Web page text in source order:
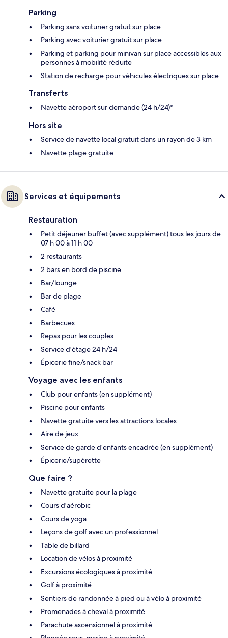
Parking
Parking sans voiturier gratuit sur place
Parking avec voiturier gratuit sur place
Parking et parking pour minivan sur place accessibles aux
personnes à mobilité réduite
Station de recharge pour véhicules électriques sur place
Transferts
Navette aéroport sur demande (24 h/24)*
Hors site
Service de navette local gratuit dans un rayon de 3 km
Navette plage gratuite
Services et équipements
Restauration
Petit déjeuner buffet (avec supplément) tous les jours de
07 h 00 à 11 h 00
2 restaurants
2 bars en bord de piscine
Bar/lounge
Bar de plage
Café
Barbecues
Repas pour les couples
Service d'étage 24 h/24
Épicerie fine/snack bar
Voyage avec les enfants
Club pour enfants (en supplément)
Piscine pour enfants
Navette gratuite vers les attractions locales
Aire de jeux
Service de garde d’enfants encadrée (en supplément)
Épicerie/supérette
Que faire ?
Navette gratuite pour la plage
Cours d'aérobic
Cours de yoga
Leçons de golf avec un professionnel
Table de billard
Location de vélos à proximité
Excursions écologiques à proximité
Golf à proximité
Sentiers de randonnée à pied ou à vélo à proximité
Promenades à cheval à proximité
Parachute ascensionnel à proximité